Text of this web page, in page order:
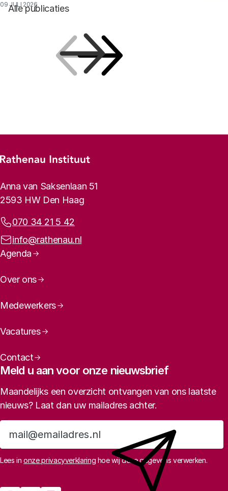
Alle publicaties
09 JULI 2026
Footer-menu
Rathenau logo, naar de homepage
Contactinformatie
Anna van Saksenlaan 51
2593 HW Den Haag
Telefoonnummer:
070 34 21 5 42
E-mailadres:
info@rathenau.nl
Paginanavigatie
Agenda
Over ons
Medewerkers
Vacatures
Contact
Meld u aan voor onze nieuwsbrief
Maandelijks een overzicht ontvangen van ons laatste
nieuws? Laat dan uw mailadres achter.
Aanmelden
Lees inonze privacyverklaring hoe wij deze gegevens verwerken.